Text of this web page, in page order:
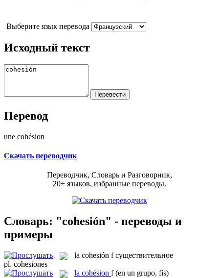
Выберите язык перевода
Исходный текст
Перевод
une cohésion
Скачать переводчик
Переводчик, Словарь и Разговорник,
20+ языков, избранные переводы.
Словарь: "cohesión" - переводы и
примеры
la cohesión f существительное
pl. cohesiones
la cohésion f (en un grupo, fís)